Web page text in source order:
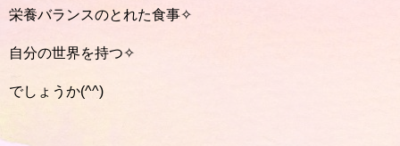
栄養バランスのとれた食事✧
自分の世界を持つ✧
でしょうか(^^)